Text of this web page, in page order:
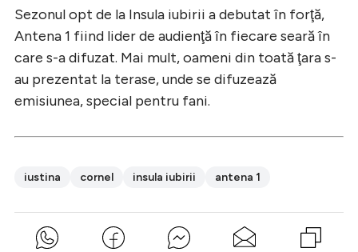
Sezonul opt de la Insula iubirii a debutat în forţă,
Antena 1 fiind lider de audienţă în fiecare seară în
care s-a difuzat. Mai mult, oameni din toată ţara s-
au prezentat la terase, unde se difuzează
emisiunea, special pentru fani.
iustina cornel insula iubirii antena 1